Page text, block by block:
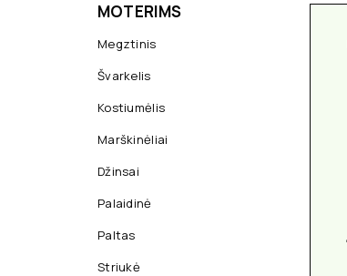
MOTERIMS
Megztinis
Švarkelis
Kostiumėlis
Marškinėliai
Džinsai
Palaidinė
Paltas
Striukė